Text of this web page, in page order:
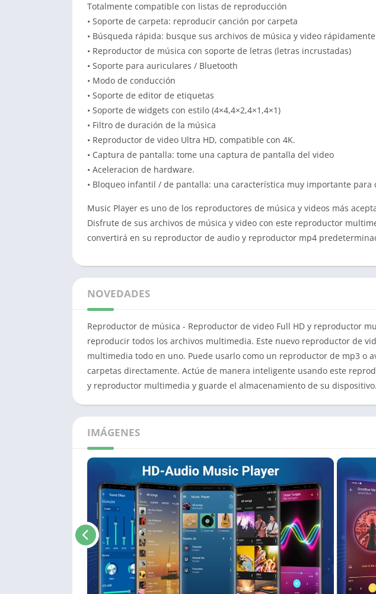
Totalmente compatible con listas de reproducción
• Soporte de carpeta: reproducir canción por carpeta
• Búsqueda rápida: busque sus archivos de música y video rápidamente
• Reproductor de música con soporte de letras (letras incrustadas)
• Soporte para auriculares / Bluetooth
• Modo de conducción
• Soporte de editor de etiquetas
• Soporte de widgets con estilo (4×4,4×2,4×1,4×1)
• Filtro de duración de la música
• Reproductor de video Ultra HD, compatible con 4K.
• Captura de pantalla: tome una captura de pantalla del video
• Aceleracion de hardware.
• Bloqueo infantil / de pantalla: una característica muy importante
Music Player es uno de los reproductores de música y videos más
Disfrute de sus archivos de música y video con este reproductor
convertirá en su reproductor de audio y reproductor mp4
NOVEDADES
Reproductor de música - Reproductor de video Full HD y reproductor
reproducir todos los archivos multimedia. Este nuevo reproductor de
multimedia todo en uno. Puede usarlo como un reproductor de mp3 o
carpetas directamente. Actúe de manera inteligente usando este
y reproductor multimedia y guarde el almacenamiento de su
IMÁGENES